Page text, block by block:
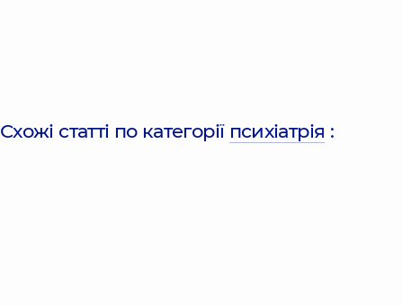
Схожі статті по категорії психіатрія :